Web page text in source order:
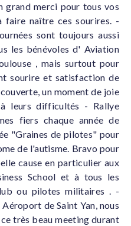
grand merci pour tous vos
faire naître ces sourires. -
sont toujours aussi
les bénévoles d' Aviation
, mais surtout pour
sourire et satisfaction de
un moment de joie
leurs difficultés - Rallye
fiers chaque année de
"Graines de pilotes" pour
de l'autisme. Bravo pour
cause en particulier aux
School et à tous les
ou pilotes militaires . -
de Saint Yan, nous
très beau meeting durant